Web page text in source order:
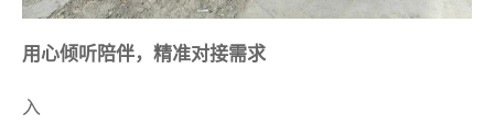
用心倾听陪伴，精准对接需求
入